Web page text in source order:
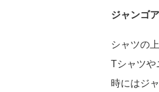
ジャンゴ
シャツの
Tシャツや
時にはジ